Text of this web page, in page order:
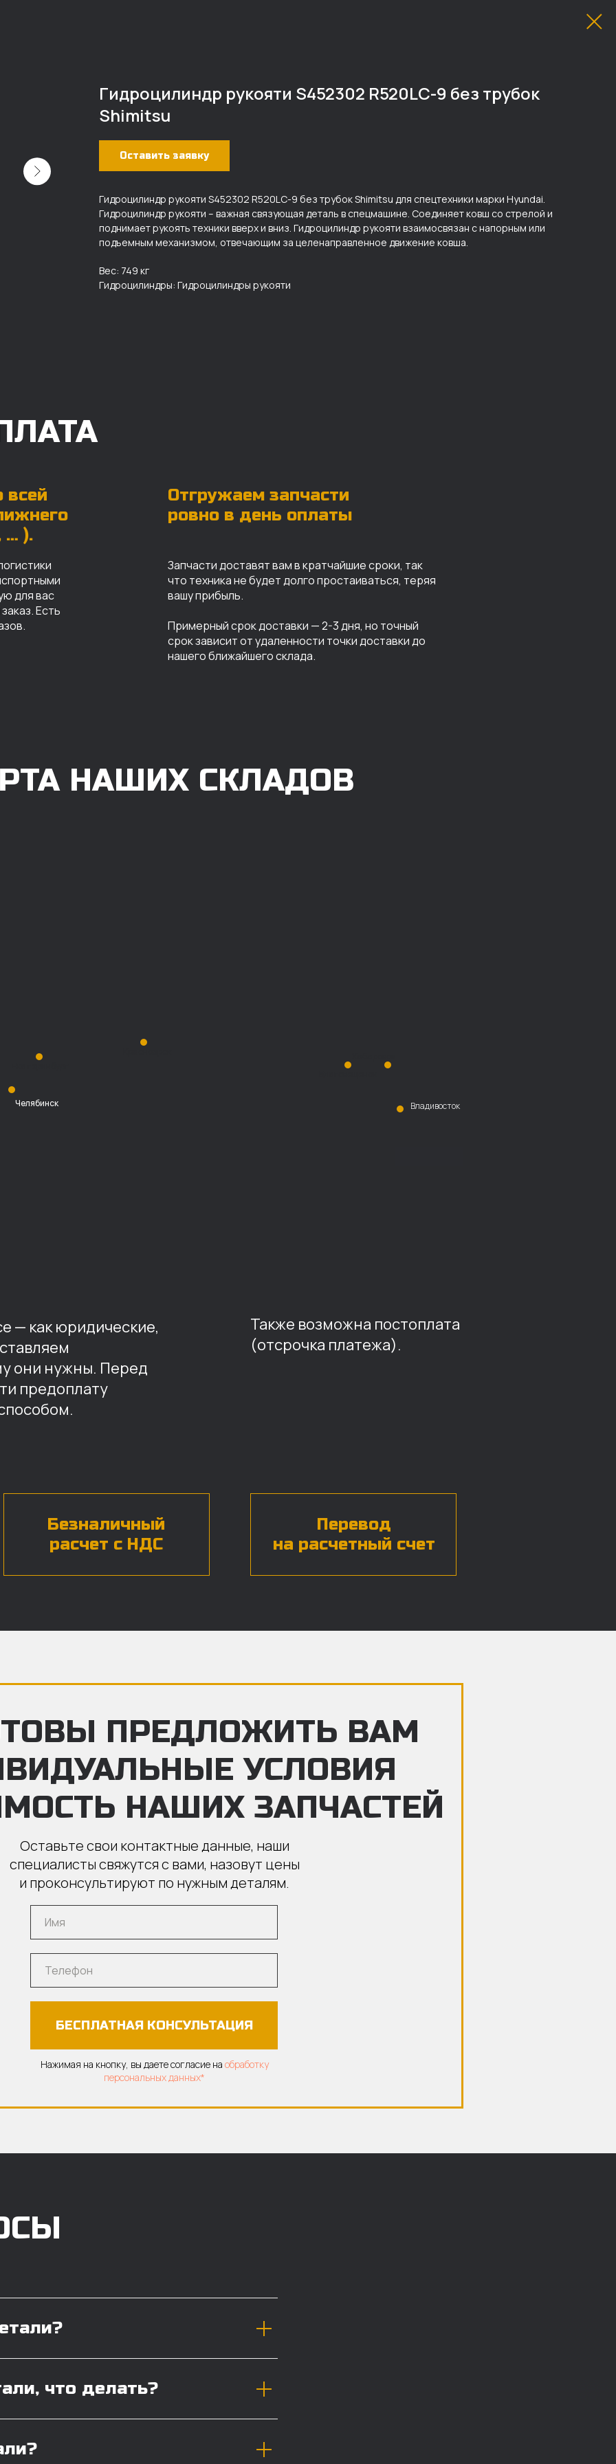
Гидроцилиндр рукояти S452302 R520LC-9 без трубок
Shimitsu
Оставить заявку
Гидроцилиндр рукояти S452302 R520LC-9 без трубок Shimitsu для спецтехники марки Hyundai.
Гидроцилиндр рукояти – важная связующая деталь в спецмашине. Соединяет ковш со стрелой и
поднимает рукоять техники вверх и вниз. Гидроцилиндр рукояти взаимосвязан с напорным или
подъемным механизмом, отвечающим за целенаправленное движение ковша.
Вес: 749 кг
Гидроцилиндры: Гидроцилиндры рукояти
всей
… ).
Отгружаем запчасти
ровно в день оплаты
для вас
Есть
Запчасти доставят вам в кратчайшие сроки, так
что техника не будет долго простаиваться, теряя
вашу прибыль.
Примерный срок доставки — 2-3 дня, но точный
срок зависит от удаленности точки доставки до
нашего ближайшего склада.
Владивосток
Челябинск
НАШИХ СКЛАДОВ
Безналичный
расчет с НДС
Перевод
на расчетный счет
— как юридические,
они нужны. Перед
предоплату
Также возможна постоплата
(отсрочка платежа).
ПРЕДЛОЖИТЬ ВАМ
УСЛОВИЯ
НАШИХ ЗАПЧАСТЕЙ
Оставьте свои контактные данные, наши
специалисты свяжутся с вами, назовут цены
и проконсультируют по нужным деталям.
БЕСПЛАТНАЯ КОНСУЛЬТАЦИЯ
Нажимая на кнопку, вы даете согласие на обработку
персональных данных*
что делать?